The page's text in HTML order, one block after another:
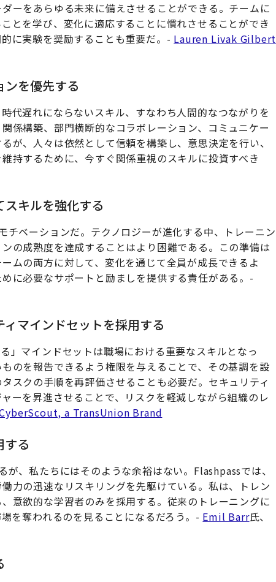
ーをあらゆる未来に備えさせることができる。チームに
とを学び、変化に適応することに慣れさせることができ
に実験を奨励することも重要だ。- Lauren Livak Gilbert
ンを優先する
代遅れにならないスキル、すなわち人間的なつながりを
係構築、部門横断的なコラボレーション、コミュニケー
が、人々は依然として信頼を構築し、意思決定を行い、
持するために、今すぐ関係重視のスキルに投資すべき
キルを強化する
ベーションだ。テクノロジーが進化する中、トレーニン
の成熟度を達成することはより困難である。この準備は
ムの両方に対して、変化を通じて全員が成長できるよ
に必要なサポートと励ましを提供する責任がある。-
マインドセットを採用する
」マインドセットは職場における重要なスキルとなっ
のを報告できるよう権限を与えることで、その基調を設
スクの手順を再評価させることも必要だ。セキュリティ
ーを昇進させることで、リスクを軽減しながら組織のレ
a TransUnion Brand
する
、私たちにはそのような余裕はない。Flashpassでは、
力の迅速なリスキリングを先駆けている。私は、トレン
意欲的な学習者のみを採用する。従来のトレーニングに
を奪われるのを見ることになるだろう。- Emil Barr氏、